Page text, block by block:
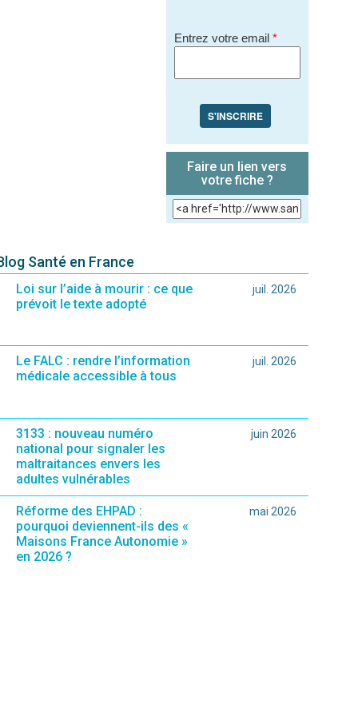
Entrez votre email *
S'INSCRIRE
Faire un lien vers
votre fiche ?
Santé en France
Loi sur l’aide à mourir : ce que
prévoit le texte adopté
juil. 2026
Le FALC : rendre l’information
médicale accessible à tous
juil. 2026
3133 : nouveau numéro
national pour signaler les
maltraitances envers les
adultes vulnérables
juin 2026
Réforme des EHPAD :
pourquoi deviennent-ils des «
Maisons France Autonomie »
en 2026 ?
mai 2026